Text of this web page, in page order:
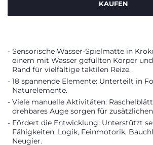
KAUFEN
Sensorische Wasser-Spielmatte in
einem mit Wasser gefüllten Körper
Rand für vielfältige taktilen Reize.
18 spannende Elemente: Unterteilt in
Naturelemente.
Viele manuelle Aktivitäten:
drehbares Auge sorgen für
Fördert die Entwicklung: Unterstützt
Fähigkeiten, Logik, Feinmotorik,
Neugier.